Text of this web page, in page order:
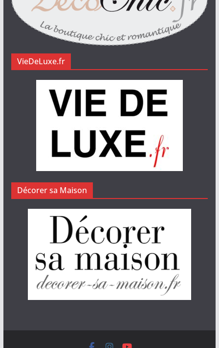
VieDeLuxe.fr
Décorer sa Maison